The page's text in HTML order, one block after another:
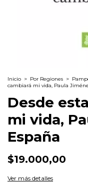
Inicio > Por Regiones >
cambiará mi vida, Paula
Desde
mi vida,
España
$19.000,00
Ver más detalles